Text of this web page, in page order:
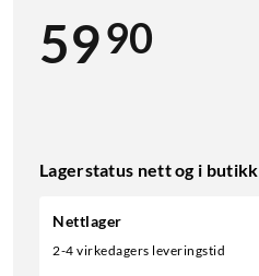
5990
Lagerstatus nett og i butikk
Nettlager
2-4 virkedagers leveringstid